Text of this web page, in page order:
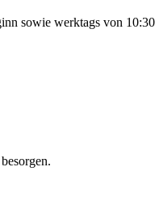
sowie werktags von